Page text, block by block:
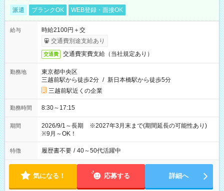
派遣 ブランクOK WEB登録・面接OK
給与
時給2100円＋交
交通費別途支給あり
交通費 交通費実費支給（当社規定あり）
勤務地
東京都中央区
三越前駅から徒歩2分 / 新日本橋駅から徒歩5分
三越前駅近くの企業
勤務時間 8:30～17:15
期間
2026/9/1～長期 ※2027年3月末まで(期間延長の可能性あり)
※9月～OK！
特徴 履歴書不要 / 40～50代活躍中
気になる！ 応募する 詳細へ